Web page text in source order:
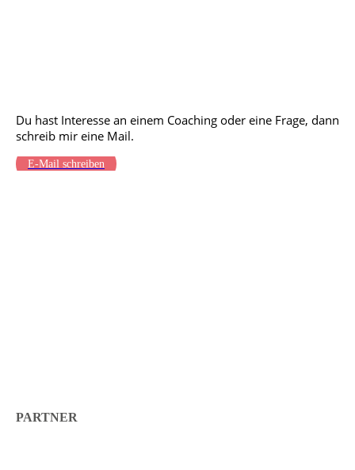
Du hast Interesse an einem Coaching oder eine Frage, dann
schreib mir eine Mail.
E-Mail schreiben
PARTNER